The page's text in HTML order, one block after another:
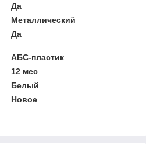
Да
Металлический
Да
АБС-пластик
12 мес
Белый
Новое